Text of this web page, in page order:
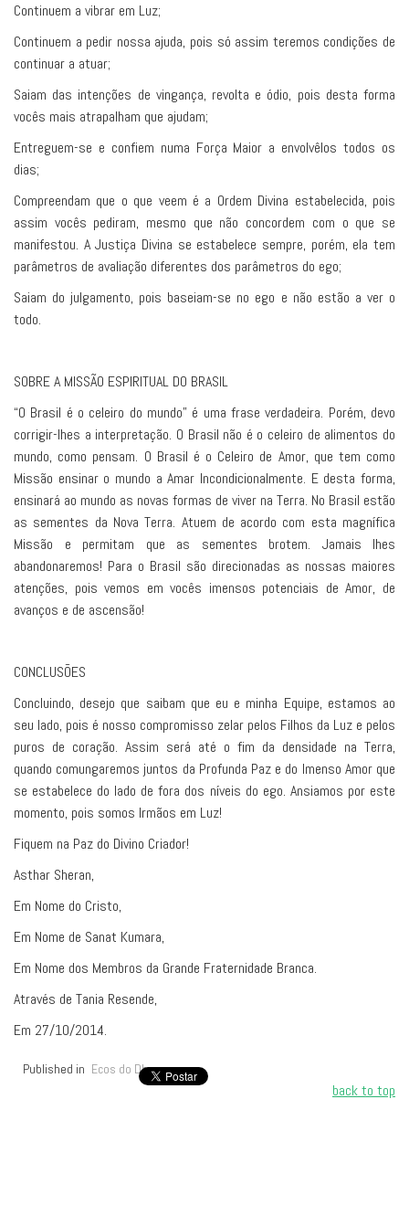
Continuem a vibrar em Luz;
Continuem a pedir nossa ajuda, pois só assim teremos condições de
continuar a atuar;
Saiam das intenções de vingança, revolta e ódio, pois desta forma
vocês mais atrapalham que ajudam;
Entreguem-se e confiem numa Força Maior a envolvêlos todos os
dias;
Compreendam que o que veem é a Ordem Divina estabelecida, pois
assim vocês pediram, mesmo que não concordem com o que se
manifestou. A Justiça Divina se estabelece sempre, porém, ela tem
parâmetros de avaliação diferentes dos parâmetros do ego;
Saiam do julgamento, pois baseiam-se no ego e não estão a ver o
todo.
SOBRE A MISSÃO ESPIRITUAL DO BRASIL
“O Brasil é o celeiro do mundo” é uma frase verdadeira. Porém, devo
corrigir-lhes a interpretação. O Brasil não é o celeiro de alimentos do
mundo, como pensam. O Brasil é o Celeiro de Amor, que tem como
Missão ensinar o mundo a Amar Incondicionalmente. E desta forma,
ensinará ao mundo as novas formas de viver na Terra. No Brasil estão
as sementes da Nova Terra. Atuem de acordo com esta magnífica
Missão e permitam que as sementes brotem. Jamais lhes
abandonaremos! Para o Brasil são direcionadas as nossas maiores
atenções, pois vemos em vocês imensos potenciais de Amor, de
avanços e de ascensão!
CONCLUSÕES
Concluindo, desejo que saibam que eu e minha Equipe, estamos ao
seu lado, pois é nosso compromisso zelar pelos Filhos da Luz e pelos
puros de coração. Assim será até o fim da densidade na Terra,
quando comungaremos juntos da Profunda Paz e do Imenso Amor que
se estabelece do lado de fora dos níveis do ego. Ansiamos por este
momento, pois somos Irmãos em Luz!
Fiquem na Paz do Divino Criador!
Asthar Sheran,
Em Nome do Cristo,
Em Nome de Sanat Kumara,
Em Nome dos Membros da Grande Fraternidade Branca.
Através de Tania Resende,
Em 27/10/2014.
Published in Ecos do Dharma
back to top